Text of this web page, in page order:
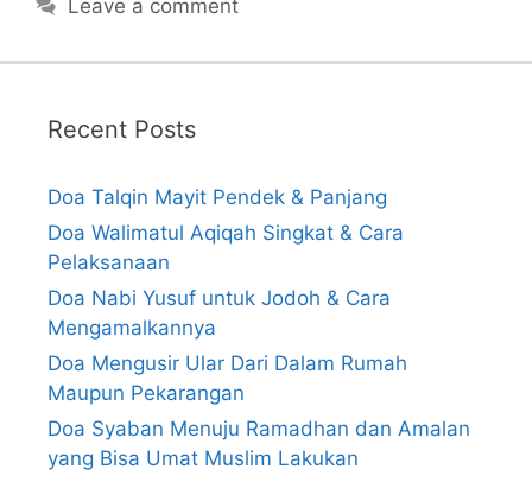
Leave a comment
Recent Posts
Doa Talqin Mayit Pendek & Panjang
Doa Walimatul Aqiqah Singkat & Cara
Pelaksanaan
Doa Nabi Yusuf untuk Jodoh & Cara
Mengamalkannya
Doa Mengusir Ular Dari Dalam Rumah
Maupun Pekarangan
Doa Syaban Menuju Ramadhan dan Amalan
yang Bisa Umat Muslim Lakukan